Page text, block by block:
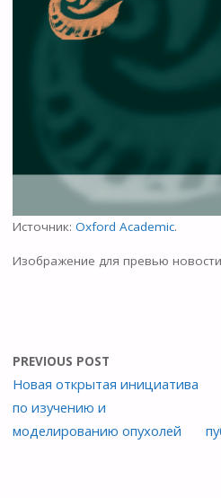
Источник: Oxford Academic.
Изображение для превью
PREVIOUS POST
Новая открытая инициатива
по изучению и
моделированию опухолей